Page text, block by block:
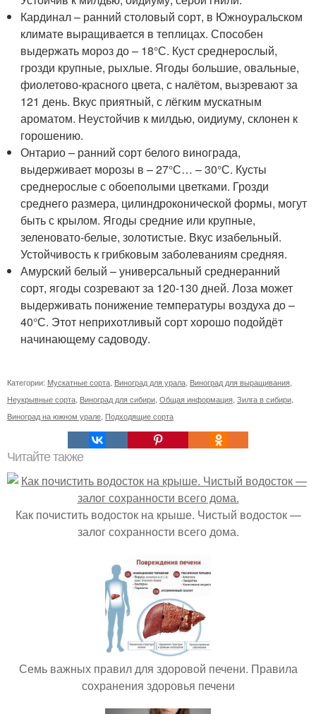
Кардинал – ранний столовый сорт, в Южноуральском
климате выращивается в теплицах. Способен
выдержать мороз до – 18°С. Куст среднерослый,
грозди крупные, рыхлые. Ягоды большие, овальные,
фиолетово-красного цвета, с налётом, вызревают за
121 день. Вкус приятный, с лёгким мускатным
ароматом. Неустойчив к милдью, оидиуму, склонен к
горошению.
Онтарио – ранний сорт белого винограда,
выдерживает морозы в – 27°С… – 30°С. Кусты
среднерослые с обоеполыми цветками. Грозди
среднего размера, цилиндроконической формы, могут
быть с крылом. Ягоды средние или крупные,
зеленовато-белые, золотистые. Вкус изабельный.
Устойчивость к грибковым заболеваниям средняя.
Амурский белый – универсальный среднеранний
сорт, ягоды созревают за 120-130 дней. Лоза может
выдерживать понижение температуры воздуха до –
40°С. Этот неприхотливый сорт хорошо подойдёт
начинающему садоводу.
Категории: Мускатные сорта Виноград для урала Виноград для выращивания
Неукрывные сорта Виноград для сибири Общая информация Зилга в сибири
Виноград на южном урале Подходящие сорта
Читайте также
Как почистить водосток на крыше. Чистый водосток —
залог сохранности всего дома.
Семь важных правил для здоровой печени. Правила
сохранения здоровья печени